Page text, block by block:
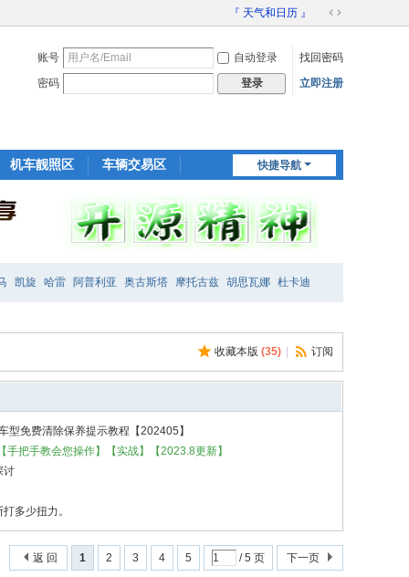
『 天气和日历 』
切
到
宽
账号 自动登录
找回密码
密码
登录 立即注册
快捷导航
机车靓照区
车辆交易区
凯旋 哈雷 阿普利亚 奥古斯塔 摩托古兹 胡思瓦娜 杜卡迪
收藏本版 (35) 订阅
型免费清除保养提示教程【202405】
把手教会您操作】【实战】【2023.8更新】
讨
多少扭力。
1 2 3 4 5 / 5 页 下一页
返 回